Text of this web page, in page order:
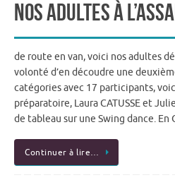
Nos adultes à
de route en van, voici nos adultes
volonté d’en découdre une
catégories avec 17 participants,
préparatoire, Laura CATUSSE et
de tableau sur une Swing dance. En
Continuer à lire…